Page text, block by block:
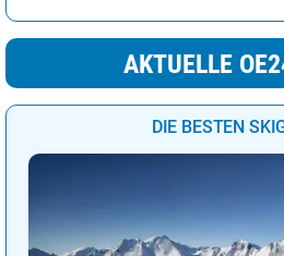
AKTUELLE
DIE BESTEN